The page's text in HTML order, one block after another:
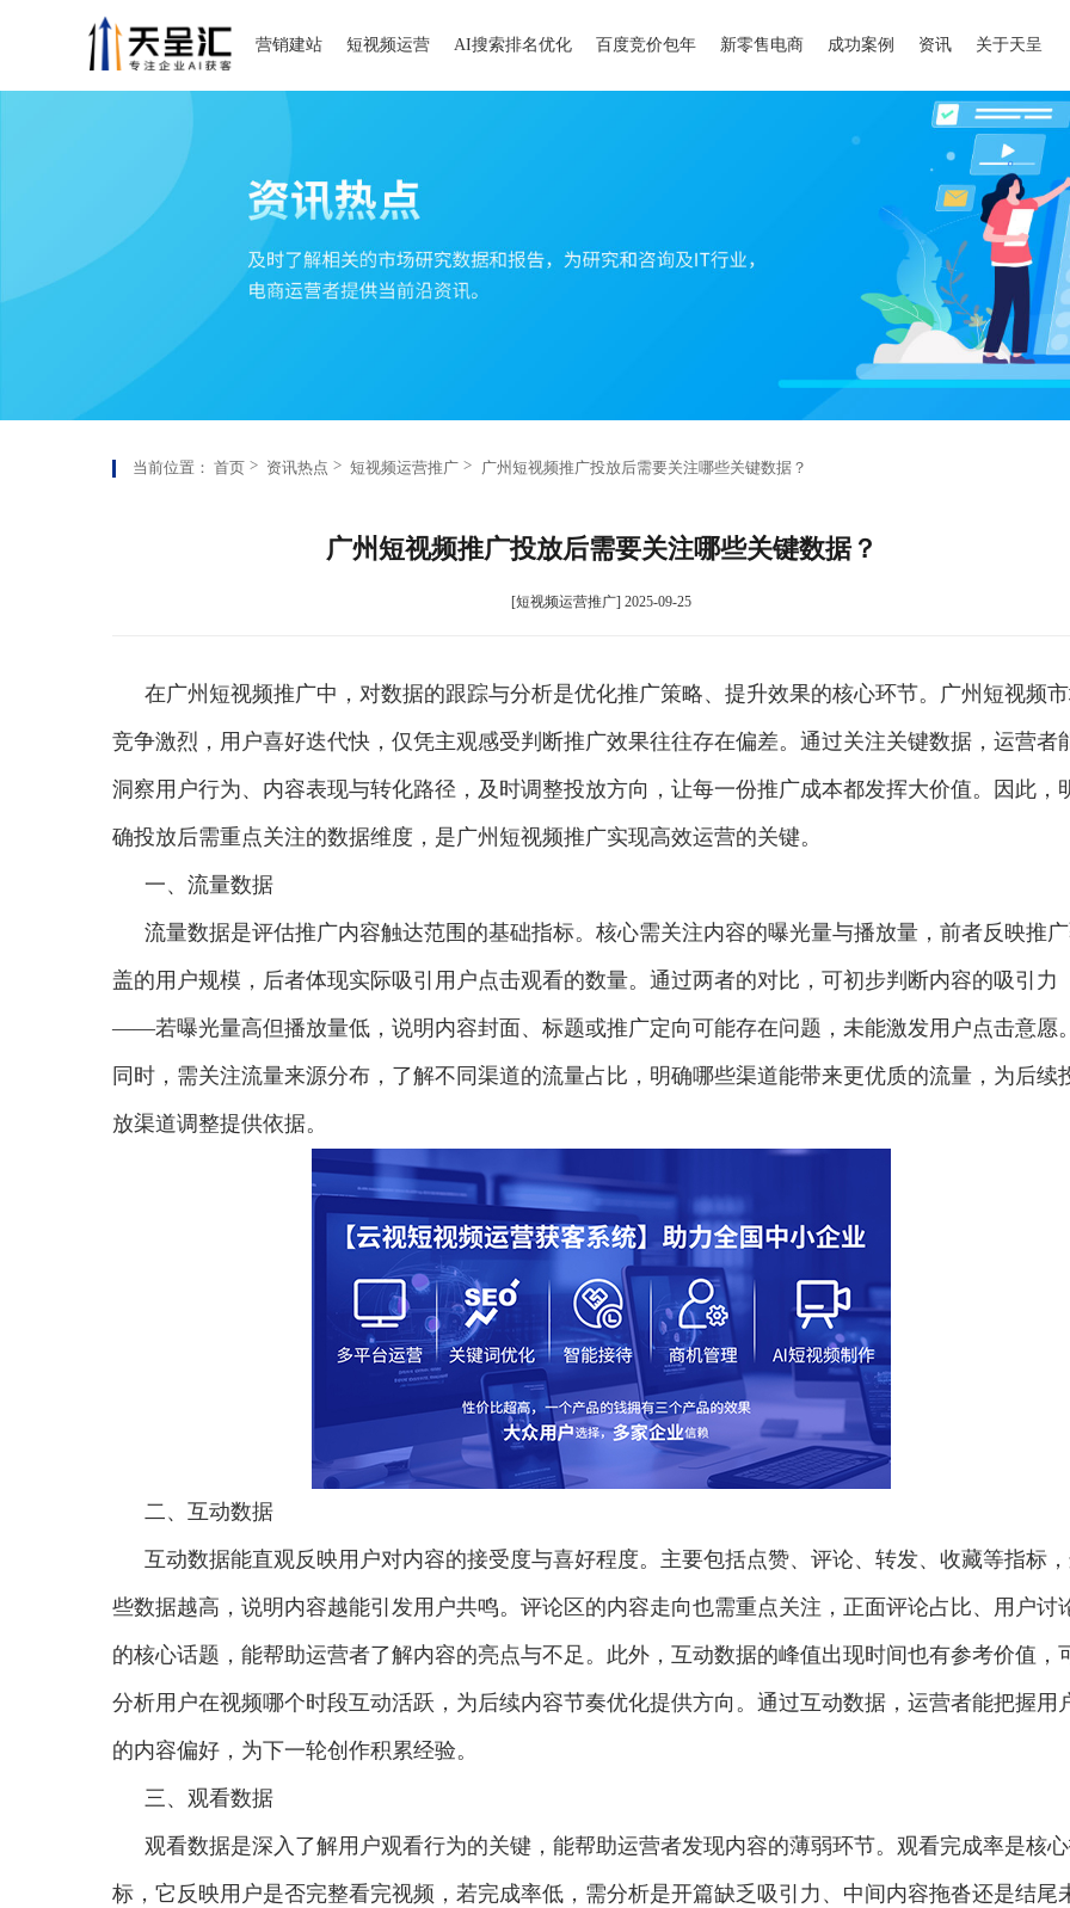
营销建站 短视频运营 AI搜索排名优化 百度竞价包年 新零售电商 成功案例 资讯 关于天呈
当前位置： 首页 资讯热点 短视频运营推广 广州短视频推广投放后需要关注哪些关键数据？
广州短视频推广投放后需要关注哪些关键数据？
[短视频运营推广] 2025-09-25
在广州短视频推广中，对数据的跟踪与分析是优化推广策略、提升效果的核心环节。广州短视频
竞争激烈，用户喜好迭代快，仅凭主观感受判断推广效果往往存在偏差。通过关注关键数据，运营者
洞察用户行为、内容表现与转化路径，及时调整投放方向，让每一份推广成本都发挥大价值。因此，
确投放后需重点关注的数据维度，是广州短视频推广实现高效运营的关键。
一、流量数据
流量数据是评估推广内容触达范围的基础指标。核心需关注内容的曝光量与播放量，前者反映推
盖的用户规模，后者体现实际吸引用户点击观看的数量。通过两者的对比，可初步判断内容的吸引力
——若曝光量高但播放量低，说明内容封面、标题或推广定向可能存在问题，未能激发用户点击意愿。
同时，需关注流量来源分布，了解不同渠道的流量占比，明确哪些渠道能带来更优质的流量，为后续
放渠道调整提供依据。
二、互动数据
互动数据能直观反映用户对内容的接受度与喜好程度。主要包括点赞、评论、转发、收藏等指标
些数据越高，说明内容越能引发用户共鸣。评论区的内容走向也需重点关注，正面评论占比、用户讨
的核心话题，能帮助运营者了解内容的亮点与不足。此外，互动数据的峰值出现时间也有参考价值，
分析用户在视频哪个时段互动活跃，为后续内容节奏优化提供方向。通过互动数据，运营者能把握用
的内容偏好，为下一轮创作积累经验。
三、观看数据
观看数据是深入了解用户观看行为的关键，能帮助运营者发现内容的薄弱环节。观看完成率是核
标，它反映用户是否完整看完视频，若完成率低，需分析是开篇缺乏吸引力、中间内容拖沓还是结尾